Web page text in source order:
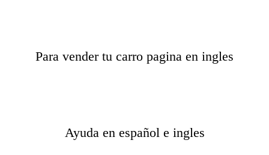
Para vender tu carro pagina en ingles
Ayuda en español e ingles